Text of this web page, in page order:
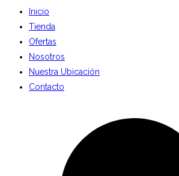
Inicio
Tienda
Ofertas
Nosotros
Nuestra Ubicación
Contacto